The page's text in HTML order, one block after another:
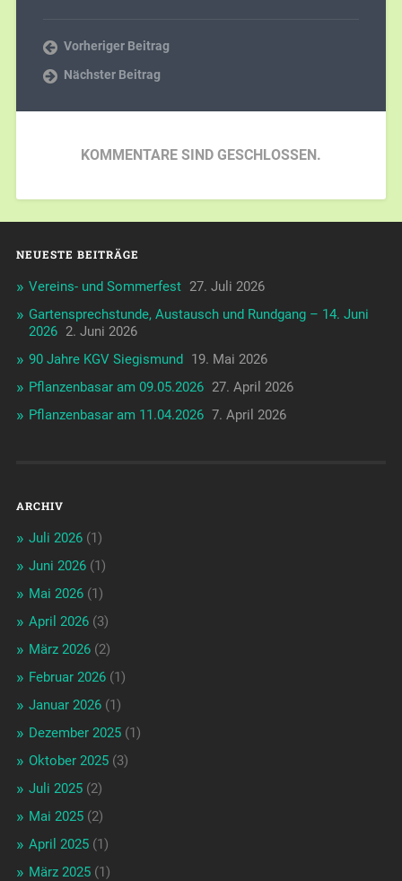
Vorheriger Beitrag
Nächster Beitrag
KOMMENTARE SIND GESCHLOSSEN.
NEUESTE BEITRÄGE
Vereins- und Sommerfest 27. Juli 2026
Gartensprechstunde, Austausch und Rundgang – 14. Juni
2026 2. Juni 2026
90 Jahre KGV Siegismund
19. Mai 2026
Pflanzenbasar am 09.05.2026 27. April 2026
Pflanzenbasar am 11.04.2026 7. April 2026
ARCHIV
Juli 2026(1)
Juni 2026(1)
Mai 2026(1)
April 2026(3)
März 2026(2)
Februar 2026(1)
Januar 2026(1)
Dezember 2025(1)
Oktober 2025(3)
Juli 2025(2)
Mai 2025(2)
April 2025(1)
März 2025(1)